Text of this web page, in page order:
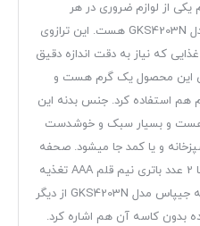
وزن = 5 کیلوگرم یکی از لوازم ضروری در هر
آشپزخانه، ترازو آشپزخانه جیپاس مدل GKS4203N هست. این ترازوی
که نیاز به دقت اندازه دقیق
این محصول یک گرم هست و
هم استفاده کرد. جنس بدنه این
هست و بسیار سبک و خوشدست
و یا کمد جا میشود. صحفه
نمایشگر به صورت دیجتال هست و با 2 عدد باتری نیم قلم AAA تغذیه
میشود. دیگر ویژگیهای ترازو آشپزخانه جیپاس مدل GKS4203N از دیگر
بدون کاسه آن هم اشاره کرد.